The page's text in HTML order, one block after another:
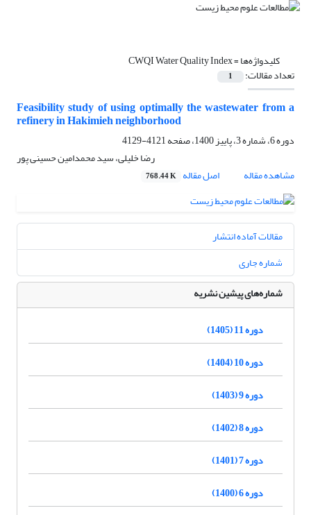
کلیدواژه‌ها =CWQI Water Quality Index
تعداد مقالات: 1
Feasibility study of using optimally the wastewater from a
refinery in Hakimieh neighborhood
دوره 6، شماره 3، پاییز 1400، صفحه
4121-4129
رضا خلیلی، سید محمدامین حسینی پور
مشاهده مقاله
اصل مقاله 768.44 K
مقالات آماده انتشار
شماره جاری
شماره‌های پیشین نشریه
دوره 11 (1405)
دوره 10 (1404)
دوره 9 (1403)
دوره 8 (1402)
دوره 7 (1401)
دوره 6 (1400)